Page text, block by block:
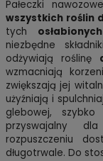
Pałeczki
wszystkich roślin
tych
niezbędne
odżywiają roślinę
wzmacniają
zwiększają jej
użyźniają i
glebowej,
przyswajalny
rozpuszczeniu
długotrwale. Do